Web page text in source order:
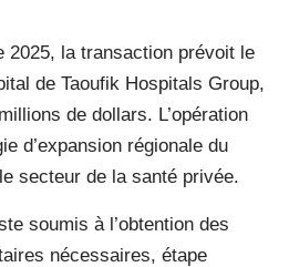
2025, la transaction prévoit le
de Taoufik Hospitals Group,
de dollars. L’opération
d’expansion régionale du
secteur de la santé privée.
soumis à l’obtention des
nécessaires, étape